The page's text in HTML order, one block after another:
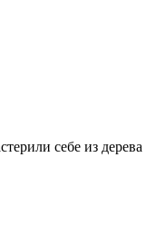
себе из дерева